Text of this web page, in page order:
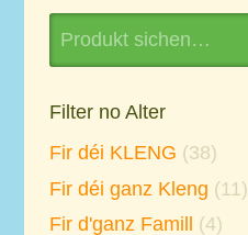
Search
for:
Filter no Alter
Fir déi KLENG (38)
Fir déi ganz Kleng (11)
Fir d'ganz Famill
(4)